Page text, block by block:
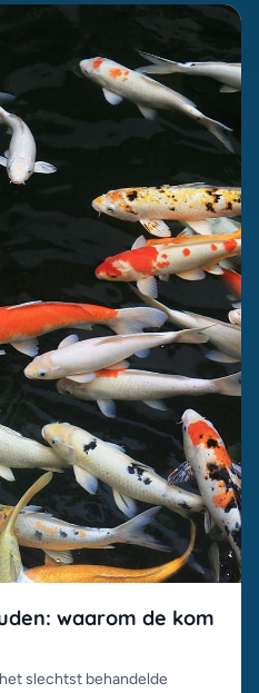
waarom de kom
slechtst behandelde